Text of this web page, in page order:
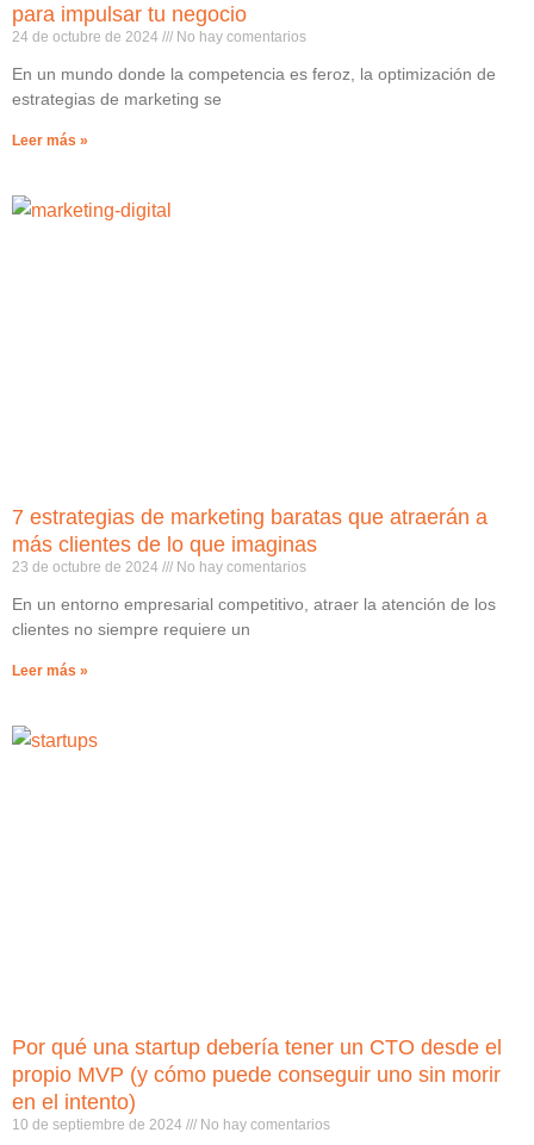
para impulsar tu negocio
24 de octubre de 2024 No hay comentarios
En un mundo donde la competencia es feroz, la optimización de
estrategias de marketing se
Leer más »
7 estrategias de marketing baratas que atraerán a
más clientes de lo que imaginas
23 de octubre de 2024 No hay comentarios
En un entorno empresarial competitivo, atraer la atención de los
clientes no siempre requiere un
Leer más »
Por qué una startup debería tener un CTO desde el
propio MVP (y cómo puede conseguir uno sin morir
en el intento)
10 de septiembre de 2024 No hay comentarios